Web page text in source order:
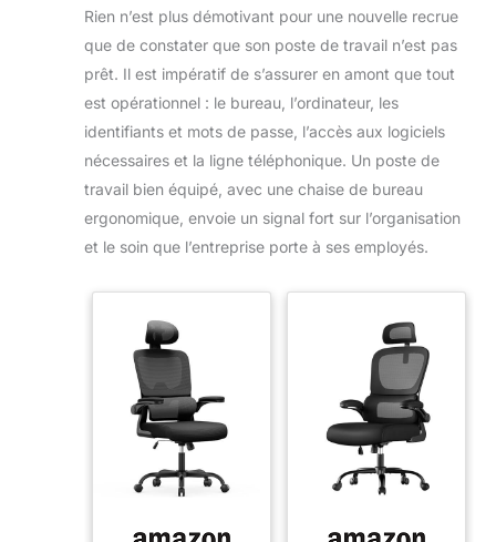
Rien n’est plus démotivant pour une nouvelle recrue
que de constater que son poste de travail n’est pas
prêt. Il est impératif de s’assurer en amont que tout
est opérationnel : le bureau, l’ordinateur, les
identifiants et mots de passe, l’accès aux logiciels
nécessaires et la ligne téléphonique. Un poste de
travail bien équipé, avec une chaise de bureau
ergonomique, envoie un signal fort sur l’organisation
et le soin que l’entreprise porte à ses employés.